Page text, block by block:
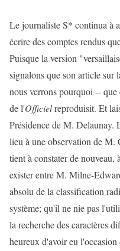
Le journaliste S* continua à
écrire des comptes rendus
Puisque la version
signalons que son article sur
nous verrons pourquoi --
de l'Officielreproduisit. Et
Présidence de M. Delaunay.
lieu à une observation de
tient à constater de
exister entre M. Milne-
absolu de la classification
système; qu'il ne nie pas
la recherche des caractères
heureux d'avoir eu